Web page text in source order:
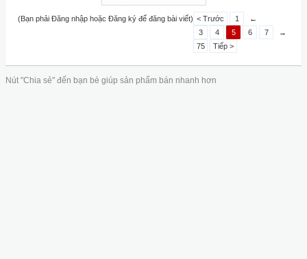
(Bạn phải Đăng nhập hoặc Đăng ký để đăng bài viết) < Trước 1
←
3
4 5 6 7
→
75
Tiếp >
Nút "Chia sẻ" đến bạn bè giúp sản phẩm bán nhanh hơn